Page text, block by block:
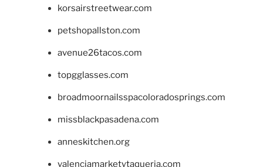
korsairstreetwear.com
petshopallston.com
avenue26tacos.com
topgglasses.com
broadmoornailsspacoloradosprings.com
missblackpasadena.com
anneskitchen.org
valenciamarketytaqueria.com